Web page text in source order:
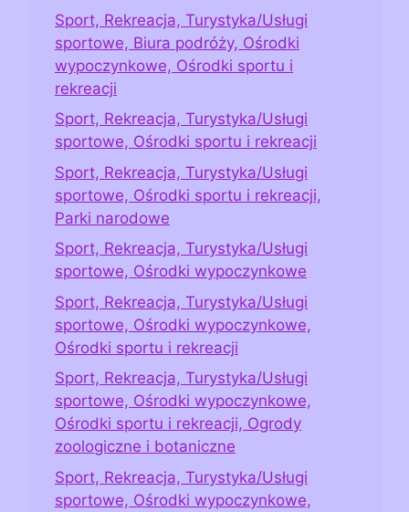
Sport, Rekreacja, Turystyka/Usługi
sportowe, Biura podróży, Ośrodki
wypoczynkowe, Ośrodki sportu i
rekreacji
Sport, Rekreacja, Turystyka/Usługi
sportowe, Ośrodki sportu i rekreacji
Sport, Rekreacja, Turystyka/Usługi
sportowe, Ośrodki sportu i rekreacji,
Parki narodowe
Sport, Rekreacja, Turystyka/Usługi
sportowe, Ośrodki wypoczynkowe
Sport, Rekreacja, Turystyka/Usługi
sportowe, Ośrodki wypoczynkowe,
Ośrodki sportu i rekreacji
Sport, Rekreacja, Turystyka/Usługi
sportowe, Ośrodki wypoczynkowe,
Ośrodki sportu i rekreacji, Ogrody
zoologiczne i botaniczne
Sport, Rekreacja, Turystyka/Usługi
sportowe, Ośrodki wypoczynkowe,